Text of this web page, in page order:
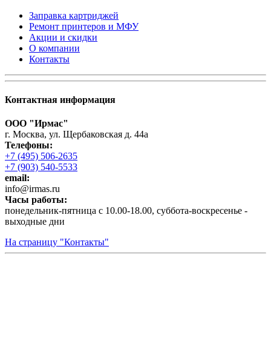
Заправка картриджей
Ремонт принтеров и МФУ
Акции и скидки
О компании
Контакты
Контактная информация
ООО "Ирмас"
г. Москва, ул. Щербаковская д. 44а
Телефоны:
+7 (495) 506-2635
+7 (903) 540-5533
email:
infо@irmas.ru
Часы работы:
понедельник-пятница с 10.00-18.00, суббота-воскресенье -
выходные дни
На страницу "Контакты"